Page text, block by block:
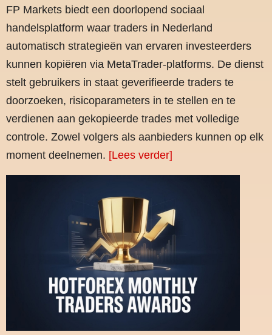
FP Markets biedt een doorlopend sociaal
handelsplatform waar traders in Nederland
automatisch strategieën van ervaren investeerders
kunnen kopiëren via MetaTrader-platforms. De dienst
stelt gebruikers in staat geverifieerde traders te
doorzoeken, risicoparameters in te stellen en te
verdienen aan gekopieerde trades met volledige
controle. Zowel volgers als aanbieders kunnen op elk
moment deelnemen. [Lees verder]